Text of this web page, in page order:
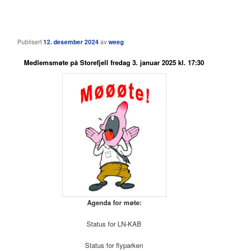
Publisert12. desember 2024avweeg
Medlemsmøte på Storefjell fredag 3. januar 2025 kl. 17:30
Agenda for møte:
Status for LN-KAB
Status for flyparken